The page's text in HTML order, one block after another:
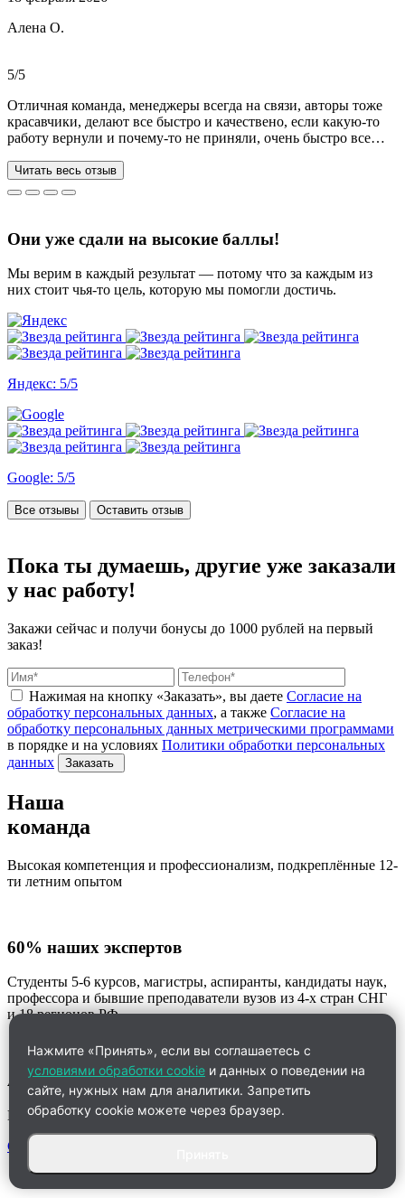
Общение вызвало только позитивные эмоции. Все три работы
Алена О.
5/5
Отличная команда, менеджеры всегда на связи, авторы тоже
красавчики, делают все быстро и качествено, если какую-то
работу вернули и почему-то не приняли, очень быстро все
за 3 недели, до последнего не верила, что такое возможно, но
все удалось. Спасибо, что вы есть))
Читать весь отзыв
Они уже сдали на высокие баллы!
Мы верим в каждый результат — потому что за каждым из
них стоит чья-то цель, которую мы помогли достичь.
Яндекс: 5/5
Google: 5/5
Все отзывы Оставить отзыв
Пока ты думаешь, другие уже заказали
у нас работу!
Закажи сейчас и получи бонусы до 1000 рублей на первый
заказ!
Нажимая на кнопку «Заказать», вы даете Согласие на
обработку персональных данных, а также Согласие на
обработку персональных данных метрическими программами
в порядке и на условиях Политики обработки персональных
данных
Заказать
Наша
команда
Высокая компетенция и профессионализм, подкреплённые 12-
ти летним опытом
60% наших экспертов
Студенты 5-6 курсов, магистры, аспиранты, кандидаты наук,
профессора и бывшие преподаватели вузов из 4-х стран СНГ
и 18 регионов РФ.
Анна
Менеджер по работе с клиентами
Связаться
Нажмите «Принять», если вы соглашаетесь с
условиями обработки cookie и данных о поведении на
сайте, нужных нам для аналитики. Запретить
обработку cookie можете через браузер.